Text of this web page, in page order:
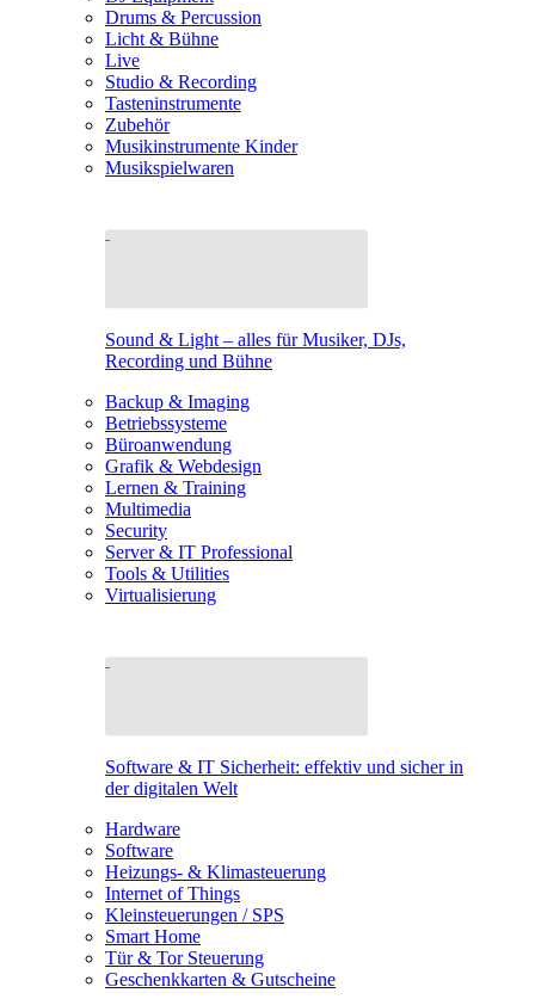
Drums & Percussion
Licht & Bühne
Live
Studio & Recording
Tasteninstrumente
Zubehör
Musikinstrumente Kinder
Musikspielwaren
Sound & Light – alles für Musiker, DJs,
Recording und Bühne
Backup & Imaging
Betriebssysteme
Büroanwendung
Grafik & Webdesign
Lernen & Training
Multimedia
Security
Server & IT Professional
Tools & Utilities
Virtualisierung
Software & IT Sicherheit: effektiv und sicher in
der digitalen Welt
Hardware
Software
Heizungs- & Klimasteuerung
Internet of Things
Kleinsteuerungen / SPS
Smart Home
Tür & Tor Steuerung
Geschenkkarten & Gutscheine